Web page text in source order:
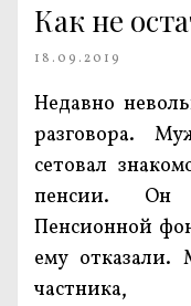
Как не
18.09.2019
Недавно
разговора.
сетовал
пенсии. Он
Пенсионной
ему отказали.